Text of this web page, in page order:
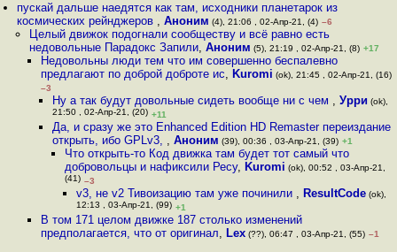
пускай дальше наедятся как там, исходники планетарок из
космических рейнджеров ,Аноним (4), 21:06 , 02-Апр-21, (4) –6
Целый движок подогнали сообществу и всё равно есть
недовольные Парадокс Запили, Аноним (5), 21:19 , 02-Апр-21, (8) +17
Недовольны люди тем что им совершенно беспалевно
предлагают по доброй доброте ис, Kuromi (ok), 21:45 , 02-Апр-21, (16)
–3
Ну а так будут довольные сидеть вообще ни с чем ,Урри (ok),
21:50 , 02-Апр-21, (20) +11
Да, и сразу же это Enhanced Edition HD Remaster переиздание
открыть, ибо GPLv3, ,Аноним (39), 00:36 , 03-Апр-21, (39) +1
Что открыть-то Код движка там будет тот самый что
добровольцы и нафиксили Ресу, Kuromi (ok), 00:52 , 03-Апр-21,
(41) –3
v3, не v2 Тивоизацию там уже починили , ResultCode(ok),
12:13 , 03-Апр-21, (99) +1
В том 171 целом движке 187 столько изменений
предполагается, что от оригинал, Lex(??), 06:47 , 03-Апр-21, (55) –1